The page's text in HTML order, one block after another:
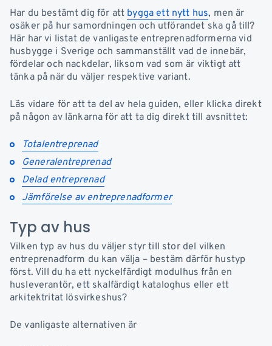
Har du bestämt dig för att bygga ett nytt hus, men är
osäker på hur samordningen och utförandet ska gå till?
Här har vi listat de vanligaste entreprenadformerna vid
husbygge i Sverige och sammanställt vad de innebär,
fördelar och nackdelar, liksom vad som är viktigt att
tänka på när du väljer respektive variant.
Läs vidare för att ta del av hela guiden, eller klicka direkt
på någon av länkarna för att ta dig direkt till avsnittet:
Totalentreprenad
Generalentreprenad
Delad entreprenad
Jämförelse av entreprenadformer
Typ av hus
Vilken typ av hus du väljer styr till stor del vilken
entreprenadform du kan välja – bestäm därför hustyp
först. Vill du ha ett nyckelfärdigt modulhus från en
husleverantör, ett skalfärdigt kataloghus eller ett
arkitektritat lösvirkeshus?
De vanligaste alternativen är